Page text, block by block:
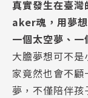
真實發生在臺
aker魂，用夢
一個太空夢、
大膽夢想可不
家竟然也會不
夢，不僅陪伴